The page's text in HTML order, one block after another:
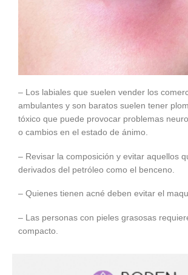
– Los labiales que suelen vender los
ambulantes y son baratos suelen tener
tóxico que puede provocar problemas
o cambios en el estado de ánimo.
– Revisar la composición y evitar aquellos
derivados del petróleo como el benceno.
– Quienes tienen acné deben evitar el
– Las personas con pieles grasosas
compacto.